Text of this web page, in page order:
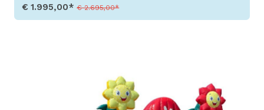
€ 1.995,00*€ 2.695,00*